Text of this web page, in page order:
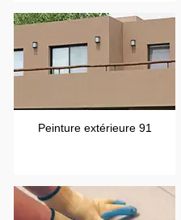
Peinture extérieure 91